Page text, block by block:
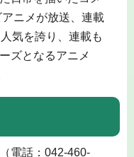
ニメが放送、連載
気を誇り、連載も
ズとなるアニメ
電話：042-460-